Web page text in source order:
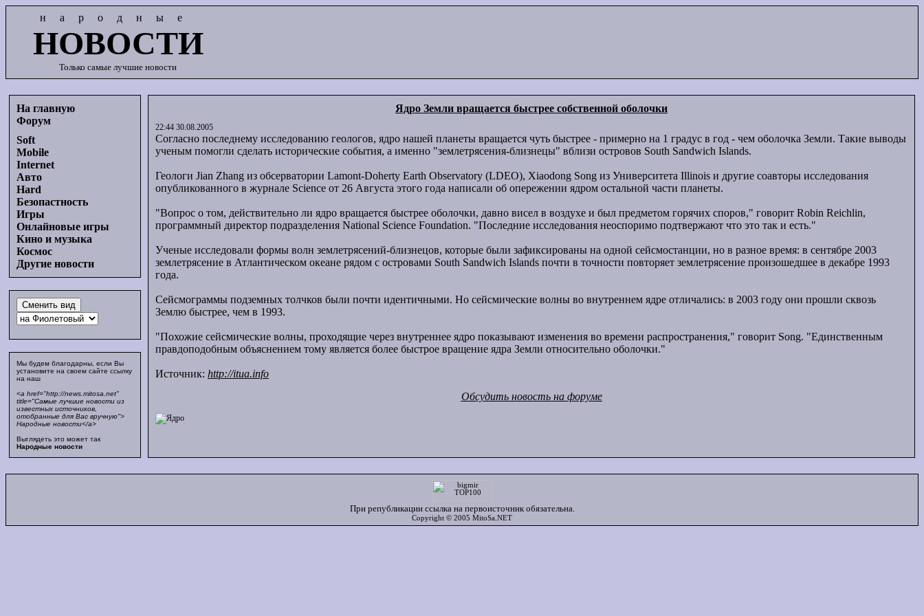
народные
НОВОСТИ
Только самые лучшие новости
На главную
Форум
Soft
Mobile
Internet
Авто
Hard
Безопастность
Игры
Онлайновые игры
Кино и музыка
Космос
Другие новости
Мы будем благодарны, если Вы
установите на своем сайте ссылку
на наш
<a href="http://news.mitosa.net"
title="Самые лучшие новости из
известных источников,
отобранные для Вас вручную">
Народные новости</a>
Выглядеть это может так
Народные новости
Ядро Земли вращается быстрее собственной оболочки
22:44 30.08.2005
Согласно последнему исследованию геологов, ядро нашей планеты вращается чуть быстрее - примерно на 1 градус в год - чем оболочка Земли. Такие выводы
ученым помогли сделать исторические события, а именно "землетрясения-близнецы" вблизи островов South Sandwich Islands.
Геологи Jian Zhang из обсерватории Lamont-Doherty Earth Observatory (LDEO), Xiaodong Song из Университета Illinois и другие соавторы исследования
опубликованного в журнале Science от 26 Августа этого года написали об опережении ядром остальной части планеты.
"Вопрос о том, действительно ли ядро вращается быстрее оболочки, давно висел в воздухе и был предметом горячих споров," говорит Robin Reichlin,
программный директор подразделения National Science Foundation. "Последние исследования неоспоримо подтвержают что это так и есть."
Ученые исследовали формы волн землетрясений-близнецов, которые были зафиксированы на одной сейсмостанции, но в разное время: в сентябре 2003
землетрясение в Атлантическом океане рядом с островами South Sandwich Islands почти в точности повторяет землетрясение произошедшее в декабре 1993
года.
Сейсмограммы подземных толчков были почти идентичными. Но сейсмические волны во внутреннем ядре отличались: в 2003 году они прошли сквозь
Землю быстрее, чем в 1993.
"Похожие сейсмические волны, проходящие через внутреннее ядро показывают изменения во времени распространения," говорит Song. "Единственным
правдоподобным объяснением тому является более быстрое вращение ядра Земли относительно оболочки."
Источник: http://itua.info
Обсудить новость на форуме
При републикации ссылка на первоисточник обязательна.
Copyright © 2005 MitoSa.NET